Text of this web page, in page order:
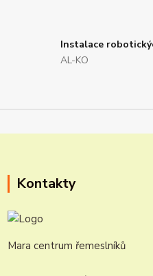
Instalace
AL-KO
Kontakty
Mara centrum řemeslníků